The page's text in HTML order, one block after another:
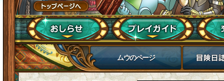
ムウのページ